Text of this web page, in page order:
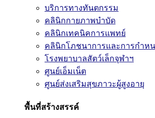
บริการทางทันตกรรม
คลินิกกายภาพบำบัด
คลินิกเทคนิคการแพทย์
คลินิกโภชนาการและการกำห
โรงพยาบาลสัตว์เล็กจุฬาฯ
ศูนย์เอ็มเน็ต
ศูนย์ส่งเสริมสุขภาวะผู้สูงอายุ
พื้นที่สร้างสรรค์